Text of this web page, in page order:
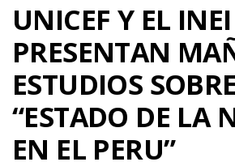
UNICEF Y EL INEI
PRESENTAN
ESTUDIOS
“ESTADO DE LA
EN EL PERU”